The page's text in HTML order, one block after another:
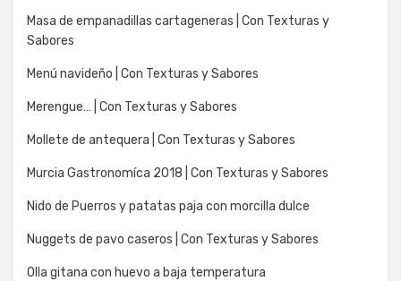
Masa de empanadillas cartageneras | Con Texturas y
Sabores
Menú navideño | Con Texturas y Sabores
Merengue… | Con Texturas y Sabores
Mollete de antequera | Con Texturas y Sabores
Murcia Gastronomíca 2018 | Con Texturas y Sabores
Nido de Puerros y patatas paja con morcilla dulce
Nuggets de pavo caseros | Con Texturas y Sabores
Olla gitana con huevo a baja temperatura